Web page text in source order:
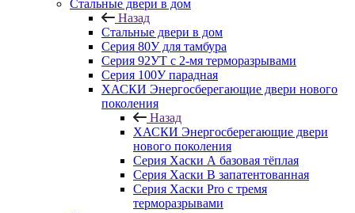
Стальные двери в дом
Назад
Стальные двери в дом
Серия 80У для тамбура
Серия 92УТ с 2-мя терморазрывами
Серия 100У парадная
ХАСКИ Энергосберегающие двери нового
поколения
Назад
ХАСКИ Энергосберегающие двери
нового поколения
Серия Хаски А базовая тёплая
Серия Хаски B запатентованная
Серия Хаски Pro с тремя
терморазрывами